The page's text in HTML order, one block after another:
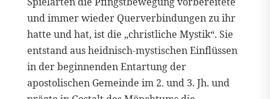
und immer wieder Querverbindungen zu ihr
hatte und hat, ist die „christliche Mystik“. Sie
entstand aus heidnisch-mystischen Einflüssen
in der beginnenden Entartung der
apostolischen Gemeinde im 2. und 3. Jh. und